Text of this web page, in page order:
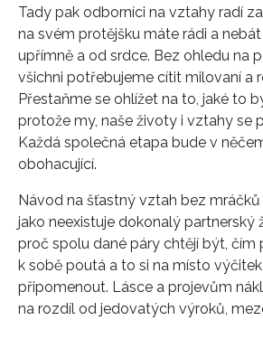
INFORMACE
Tady pak odborníci na vztahy radí
na svém protějšku máte rádi a
upřímně a od srdce. Bez ohledu na
všichni potřebujeme cítit milovaní a
Přestaňme se ohlížet na to, jaké to
protože my, naše životy i vztahy se
Každá společná etapa bude v
obohacující.
Návod na šťastný vztah bez mráčků
jako neexistuje dokonalý partnerský
proč spolu dané páry chtějí být, čím
k sobě poutá a to si na místo
připomenout. Lásce a projevům
na rozdíl od jedovatých výroků,